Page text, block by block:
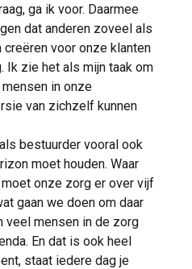
ga ik voor. Daarmee
dat anderen zoveel als
voor onze klanten
Ik zie het als mijn taak om
in onze
van zichzelf kunnen
bestuurder vooral ook
moet houden. Waar
onze zorg er over vijf
gaan we doen om daar
veel mensen in de zorg
En dat is ook heel
staat iedere dag je